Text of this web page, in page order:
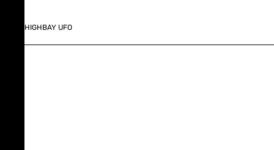
HIGHBAY UFO